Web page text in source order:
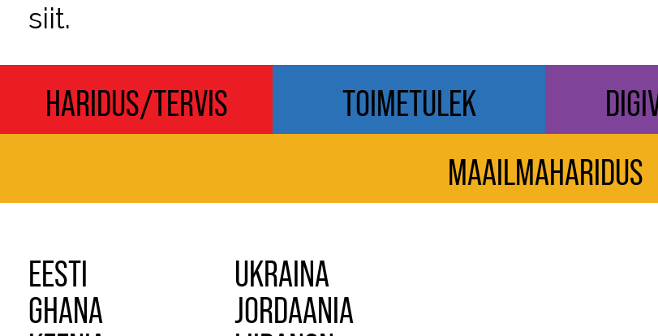
siit.
HARIDUS/TERVIS TOIMETULEK
MAAILMAHARIDUS
EESTI
GHANA
UKRAINA
JORDAANIA